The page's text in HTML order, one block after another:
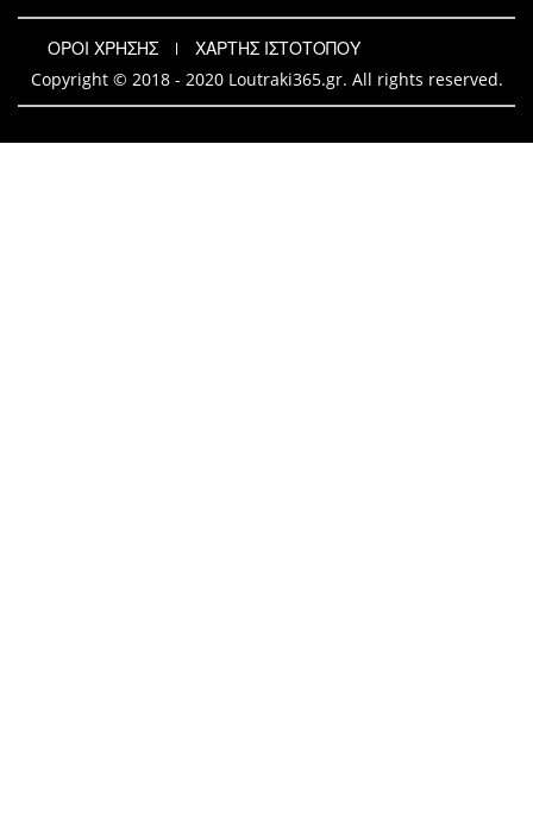
ΟΡΟΙ ΧΡΗΣΗΣ
ΧΑΡΤΗΣ ΙΣΤΟΤΟΠΟΥ
Copyright © 2018 - 2020 Loutraki365.gr. All rights reserved.